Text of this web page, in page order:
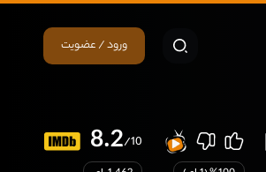
ورود / عضویت
8.2/10